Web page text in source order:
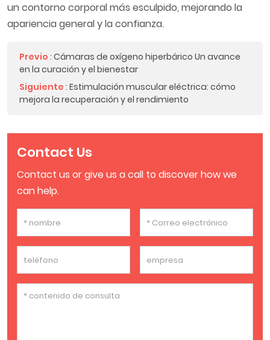
un contorno corporal más esculpido, mejorando la
apariencia general y la confianza.
Previo : Cámaras de oxígeno hiperbárico Un avance
en la curación y el bienestar
Siguiente : Estimulación muscular eléctrica: cómo
mejora la recuperación y el rendimiento
Contact Us
Contact us or give us a call to discover how we
can help.